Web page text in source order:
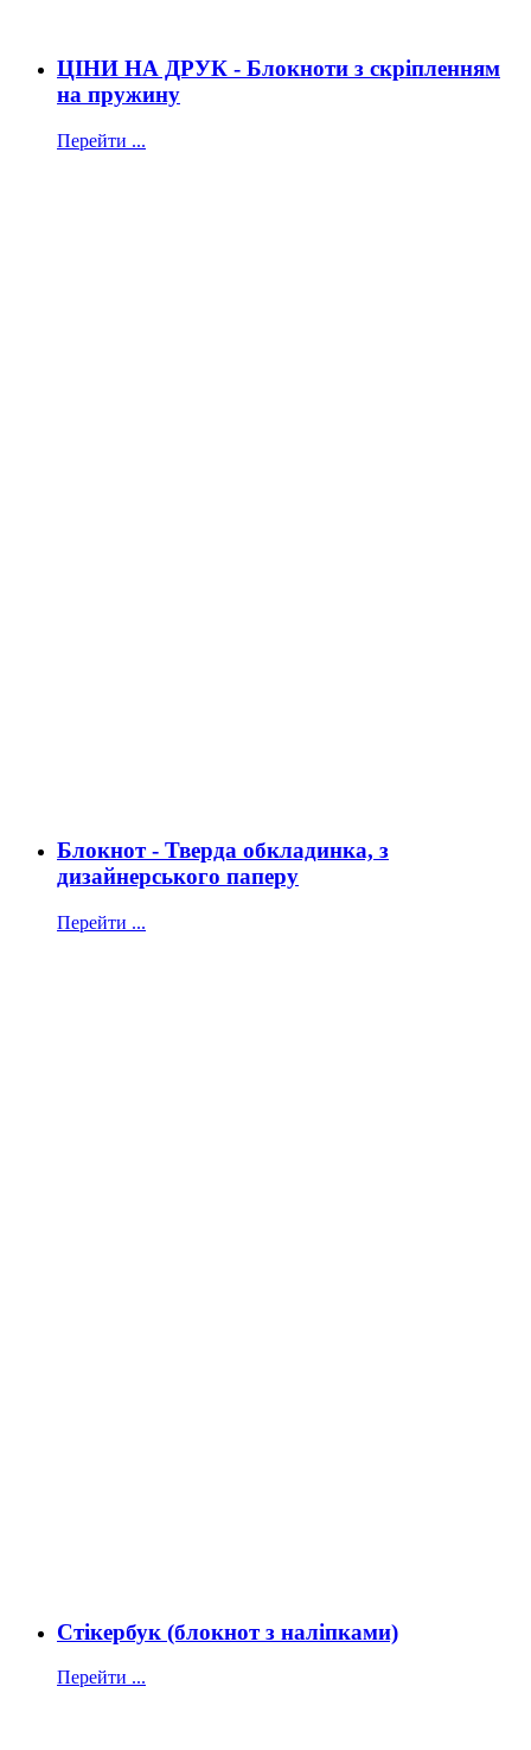
ЦІНИ НА ДРУК - Блокноти з скріпленням
на пружину
Перейти ...
Блокнот - Тверда обкладинка, з
дизайнерського паперу
Перейти ...
Стікербук (блокнот з наліпками)
Перейти ...